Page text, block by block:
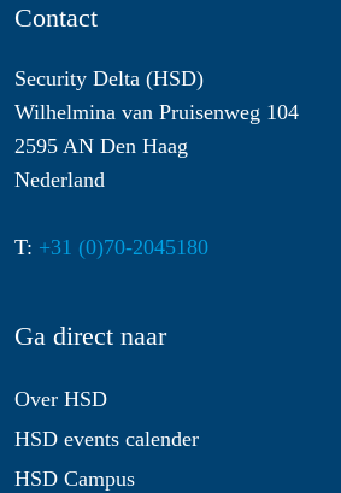
Contact
Security Delta (HSD)
Wilhelmina van Pruisenweg 104
2595 AN Den Haag
Nederland
T: +31 (0)70-2045180
Ga direct naar
Over HSD
HSD events calender
HSD Campus